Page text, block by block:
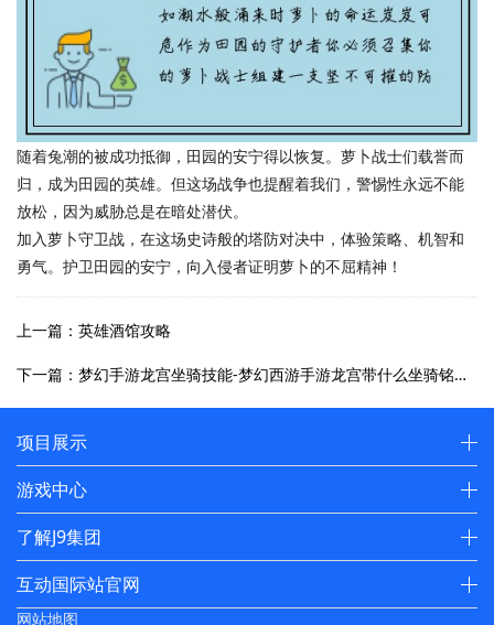
随着兔潮的被成功抵御，田园的安宁得以恢复。萝卜战士们载誉而
归，成为田园的英雄。但这场战争也提醒着我们，警惕性永远不能
放松，因为威胁总是在暗处潜伏。
加入萝卜守卫战，在这场史诗般的塔防对决中，体验策略、机智和
勇气。护卫田园的安宁，向入侵者证明萝卜的不屈精神！
上一篇：英雄酒馆攻略
下一篇：梦幻手游龙宫坐骑技能-梦幻西游手游龙宫带什么坐骑铭文：驭龙之技，梦境翱翔：梦幻西游龙宫坐骑技能揭秘
项目展示
游戏中心
了解J9集团
互动国际站官网
网站地图